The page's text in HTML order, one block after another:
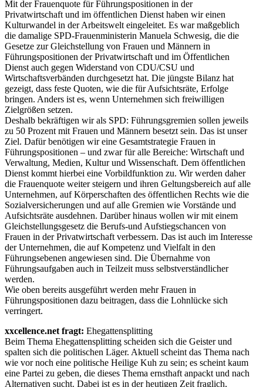
Mit der Frauenquote für Führungspositionen in der
Privatwirtschaft und im öffentlichen Dienst haben wir einen
Kulturwandel in der Arbeitswelt eingeleitet. Es war maßgeblich
die damalige SPD-Frauenministerin Manuela Schwesig, die die
Gesetze zur Gleichstellung von Frauen und Männern in
Führungspositionen der Privatwirtschaft und im Öffentlichen
Dienst auch gegen Widerstand von CDU/CSU und
Wirtschaftsverbänden durchgesetzt hat. Die jüngste Bilanz hat
gezeigt, dass feste Quoten, wie die für Aufsichtsräte, Erfolge
bringen. Anders ist es, wenn Unternehmen sich freiwilligen
Zielgrößen setzen.
Deshalb bekräftigen wir als SPD: Führungsgremien sollen jeweils
zu 50 Prozent mit Frauen und Männern besetzt sein. Das ist unser
Ziel. Dafür benötigen wir eine Gesamtstrategie Frauen in
Führungspositionen – und zwar für alle Bereiche: Wirtschaft und
Verwaltung, Medien, Kultur und Wissenschaft. Dem öffentlichen
Dienst kommt hierbei eine Vorbildfunktion zu. Wir werden daher
die Frauenquote weiter steigern und ihren Geltungsbereich auf alle
Unternehmen, auf Körperschaften des öffentlichen Rechts wie die
Sozialversicherungen und auf alle Gremien wie Vorstände und
Aufsichtsräte ausdehnen. Darüber hinaus wollen wir mit einem
Gleichstellungsgesetz die Berufs-und Aufstiegschancen von
Frauen in der Privatwirtschaft verbessern. Das ist auch im Interesse
der Unternehmen, die auf Kompetenz und Vielfalt in den
Führungsebenen angewiesen sind. Die Übernahme von
Führungsaufgaben auch in Teilzeit muss selbstverständlicher
werden.
Wie oben bereits ausgeführt werden mehr Frauen in
Führungspositionen dazu beitragen, dass die Lohnlücke sich
verringert.
xxcellence.net fragt: Ehegattensplitting
Beim Thema Ehegattensplitting scheiden sich die Geister und
spalten sich die politischen Läger. Aktuell scheint das Thema nach
wie vor noch eine politische Heilige Kuh zu sein; es scheint kaum
eine Partei zu geben, die dieses Thema ernsthaft anpackt und nach
Alternativen sucht. Dabei ist es in der heutigen Zeit fraglich,